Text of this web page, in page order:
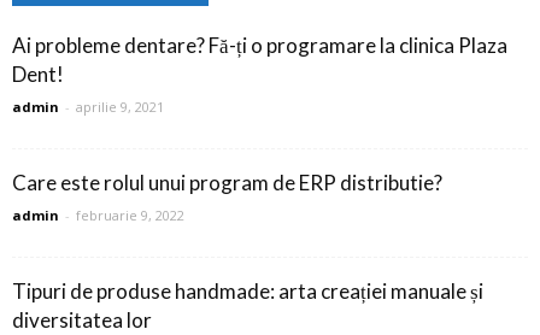
Ai probleme dentare? Fă-ți o programare la clinica Plaza
Dent!
admin - aprilie 9, 2021
Care este rolul unui program de ERP distributie?
admin - februarie 9, 2022
Tipuri de produse handmade: arta creației manuale și
diversitatea lor